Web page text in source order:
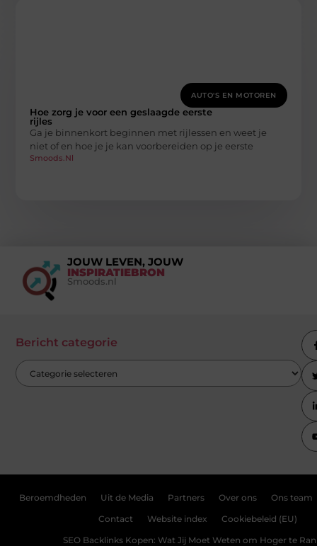
AUTO'S EN MOTOREN
Hoe zorg je voor een geslaagde eerste
rijles
Ga je binnenkort beginnen met rijlessen en weet je
niet of en hoe je je kan voorbereiden op je eerste
Smoods.nl
JOUW LEVEN, JOUW
INSPIRATIEBRON
Smoods.nl
Bericht categorie
Beroemdheden Uit de Media Partners Over ons Ons team
Contact Website index Cookiebeleid (EU)
SEO Backlinks Kopen: Wat Jij Moet Weten om Hoger te